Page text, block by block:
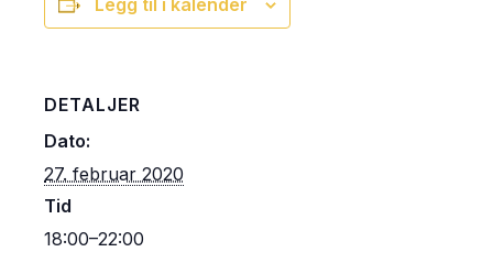
DETALJER
Dato:
27. februar 2020
Tid
18:00–22:00